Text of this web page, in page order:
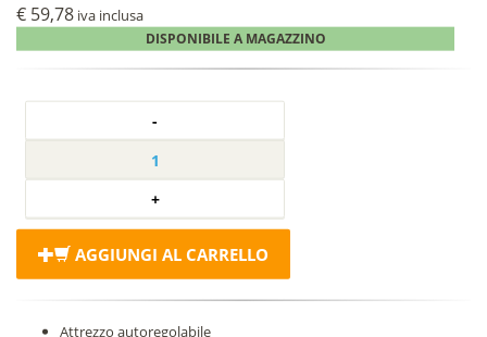
€ 59,78 iva inclusa
DISPONIBILE A MAGAZZINO
AGGIUNGI AL CARRELLO
Attrezzo autoregolabile